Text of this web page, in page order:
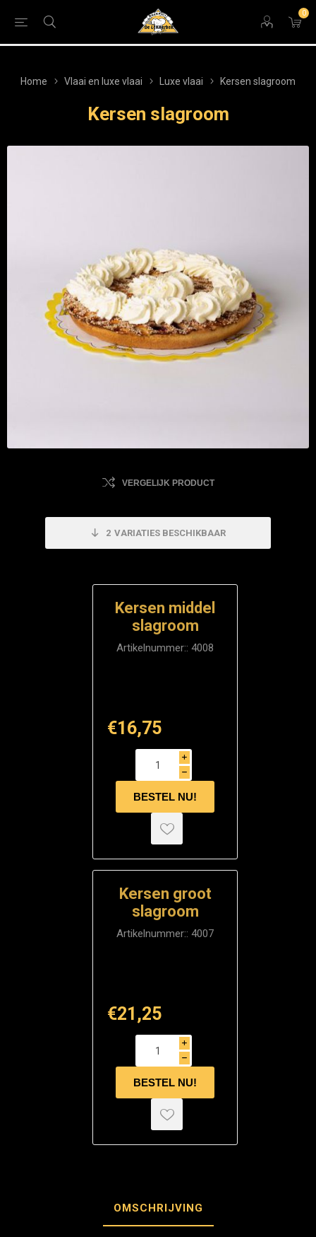
0
Home Vlaai en luxe vlaai Luxe vlaai Kersen slagroom
Kersen slagroom
VERGELIJK PRODUCT
2 VARIATIES BESCHIKBAAR
Kersen middel
slagroom
Artikelnummer:: 4008
€16,75
i
h
Kersen groot
slagroom
Artikelnummer:: 4007
€21,25
i
h
OMSCHRIJVING